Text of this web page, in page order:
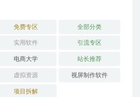
免费专区 全部分类
实用软件 引流专区
电商大学 站长推荐
虚拟资源 视屏制作软件
项目拆解